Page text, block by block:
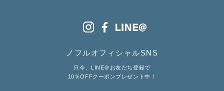
10%OFFクーポンプレゼント中!
ノフルオフィシャルSNS
只今、LINE＠お友だち登録で
10％OFFクーポンプレゼント中！